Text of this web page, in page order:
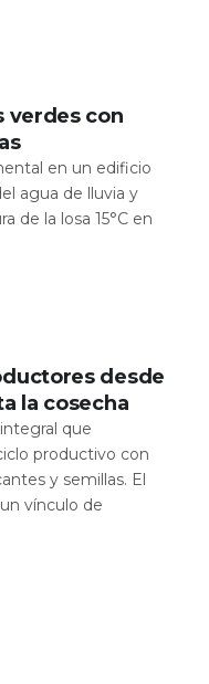
verdes con
en un edificio
agua de lluvia y
de la losa 15°C en
desde
la cosecha
que
productivo con
y semillas. El
vínculo de